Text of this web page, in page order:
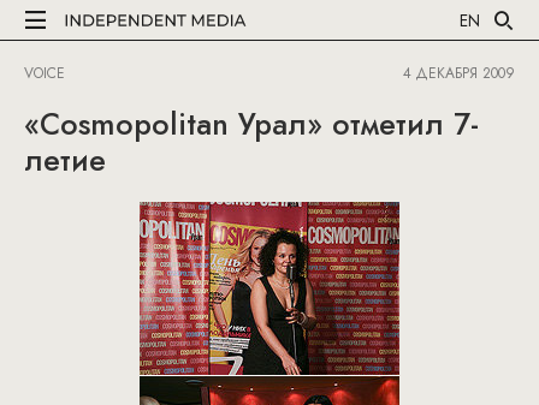
EN
VOICE 4 ДЕКАБРЯ 2009
«Cosmopolitan Урал» отметил 7-
летие